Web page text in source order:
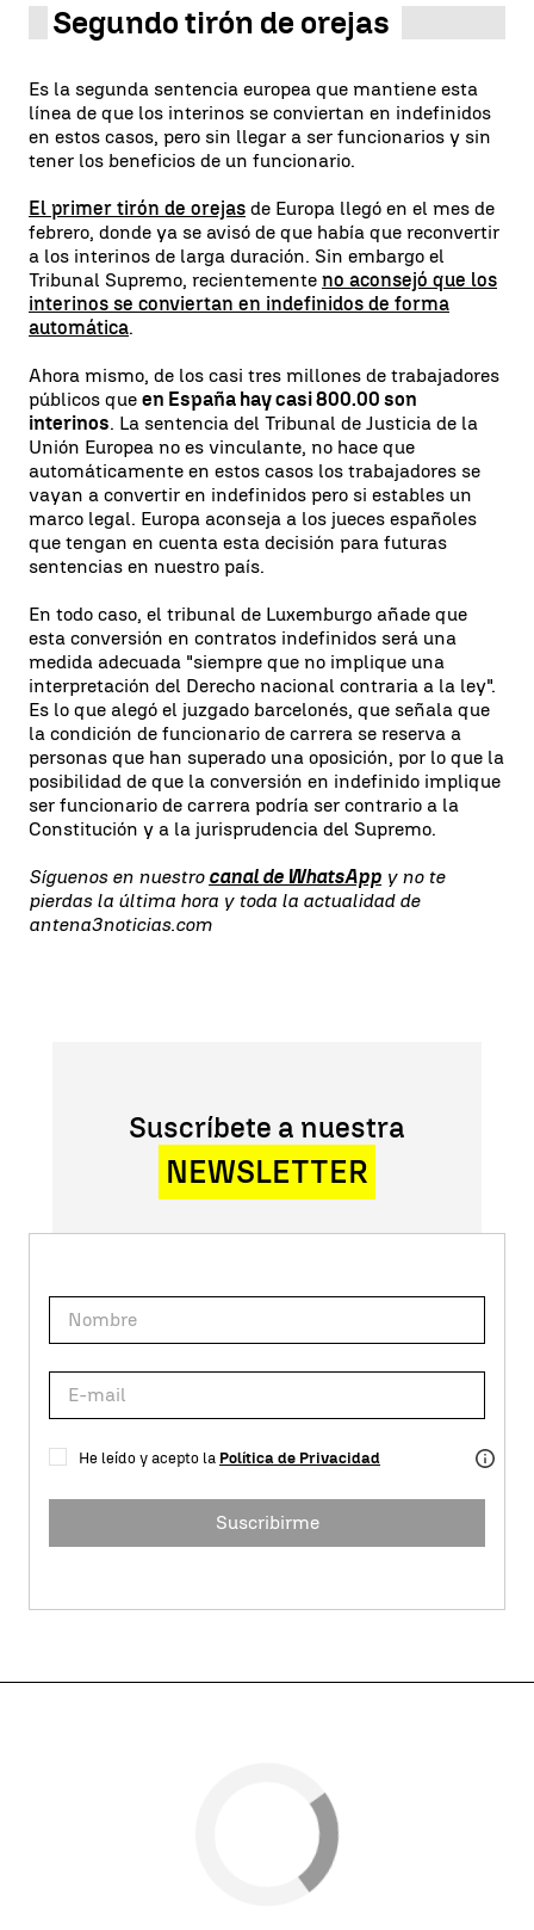
Segundo tirón de orejas
Es la segunda sentencia europea que mantiene esta
línea de que los interinos se conviertan en indefinidos
en estos casos, pero sin llegar a ser funcionarios y sin
tener los beneficios de un funcionario.
El primer tirón de orejas de Europa llegó en el mes de
febrero, donde ya se avisó de que había que reconvertir
a los interinos de larga duración. Sin embargo el
Tribunal Supremo, recientemente no aconsejó que los
interinos se conviertan en indefinidos de forma
automática.
Ahora mismo, de los casi tres millones de trabajadores
públicos que en España hay casi 800.00 son
interinos. La sentencia del Tribunal de Justicia de la
Unión Europea no es vinculante, no hace que
automáticamente en estos casos los trabajadores se
vayan a convertir en indefinidos pero si estables un
marco legal. Europa aconseja a los jueces españoles
que tengan en cuenta esta decisión para futuras
sentencias en nuestro país.
En todo caso, el tribunal de Luxemburgo añade que
esta conversión en contratos indefinidos será una
medida adecuada "siempre que no implique una
interpretación del Derecho nacional contraria a la ley".
Es lo que alegó el juzgado barcelonés, que señala que
la condición de funcionario de carrera se reserva a
personas que han superado una oposición, por lo que la
posibilidad de que la conversión en indefinido implique
ser funcionario de carrera podría ser contrario a la
Constitución y a la jurisprudencia del Supremo.
Síguenos en nuestro canal de WhatsApp y no te
pierdas la última hora y toda la actualidad de
antena3noticias.com
Suscríbete a nuestra
NEWSLETTER
He leído y acepto la Política de Privacidad
Suscribirme